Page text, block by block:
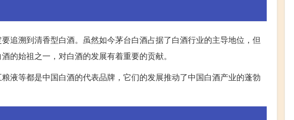
追溯到清香型白酒。虽然如今茅台白酒占据了白酒行业的主导地位，但
的始祖之一，对白酒的发展有着重要的贡献。
液等都是中国白酒的代表品牌，它们的发展推动了中国白酒产业的蓬勃